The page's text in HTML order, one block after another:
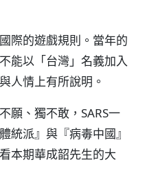
際的遊戲規則。當年的
能以「台灣」名義加入
人情上有所說明。
願、獨不敢，SARS一
統派』與『病毒中國』
本期華成韶先生的大